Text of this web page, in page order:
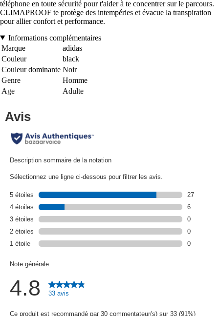
téléphone en toute sécurité pour t'aider à te concentrer sur le parcours.
CLIMAPROOF te protège des intempéries et évacue la transpiration
pour allier confort et performance.
Informations complémentaires
Marque
adidas
Couleur
black
Couleur dominante Noir
Genre
Homme
Age
Adulte